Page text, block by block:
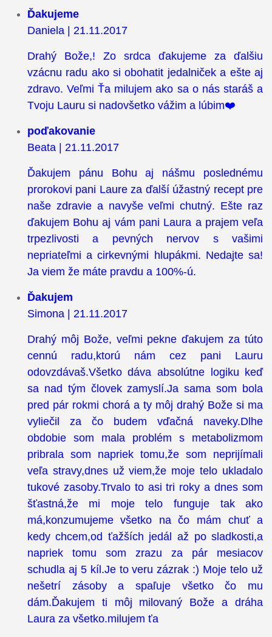
Ďakujeme
Daniela | 21.11.2017
Drahý Bože,! Zo srdca ďakujeme za ďalšiu
vzácnu radu ako si obohatit jedalniček a ešte aj
zdravo. Veľmi Ťa milujem ako sa o nás staráš a
Tvoju Lauru si nadovšetko vážim a lúbim❤️
poďakovanie
Beata | 21.11.2017
Ďakujem pánu Bohu aj nášmu poslednému
prorokovi pani Laure za ďalší úžastný recept pre
naše zdravie a navyše veľmi chutný. Ešte raz
ďakujem Bohu aj vám pani Laura a prajem veľa
trpezlivosti a pevných nervov s vašimi
nepriateľmi a cirkevnými hlupákmi. Nedajte sa!
Ja viem že máte pravdu a 100%-ú.
Ďakujem
Simona | 21.11.2017
Drahý môj Bože, veľmi pekne ďakujem za túto
cennú radu,ktorú nám cez pani Lauru
odovzdávaš.Všetko dáva absolútne logiku keď
sa nad tým človek zamyslí.Ja sama som bola
pred pár rokmi chorá a ty môj drahý Bože si ma
vyliečil za čo budem vďačná naveky.Dlhe
obdobie som mala problém s metabolizmom
pribrala som napriek tomu,že som neprijímali
veľa stravy,dnes už viem,že moje telo ukladalo
tukové zasoby.Trvalo to asi tri roky a dnes som
šťastná,že mi moje telo funguje tak ako
má,konzumujeme všetko na čo mám chuť a
kedy chcem,od ťažších jedál až po sladkosti,a
napriek tomu som zrazu za pár mesiacov
schudla aj 5 kíl.Je to veru zázrak :) Moje telo už
nešetrí zásoby a spaľuje všetko čo mu
dám.Ďakujem ti môj milovaný Bože a dráha
Laura za všetko.milujem ťa